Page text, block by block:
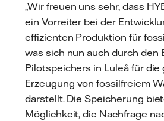
„Wir freuen uns sehr, dass
ein Vorreiter bei der
effizienten Produktion für
was sich nun auch durch den
Pilotspeichers in Luleå für
Erzeugung von fossilfreiem
darstellt. Die Speicherung
Möglichkeit, die Nachfrage